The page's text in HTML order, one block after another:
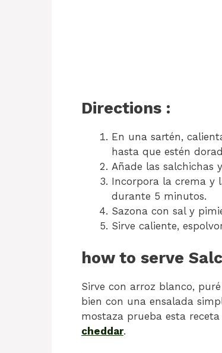
Directions :
En una sartén,
hasta que estén
Añade las salchichas
Incorpora la crema y
durante 5 minutos.
Sazona con sal y
Sirve caliente,
how to serve
Sirve con arroz blanco,
bien con una ensalada
mostaza prueba esta receta
cheddar.